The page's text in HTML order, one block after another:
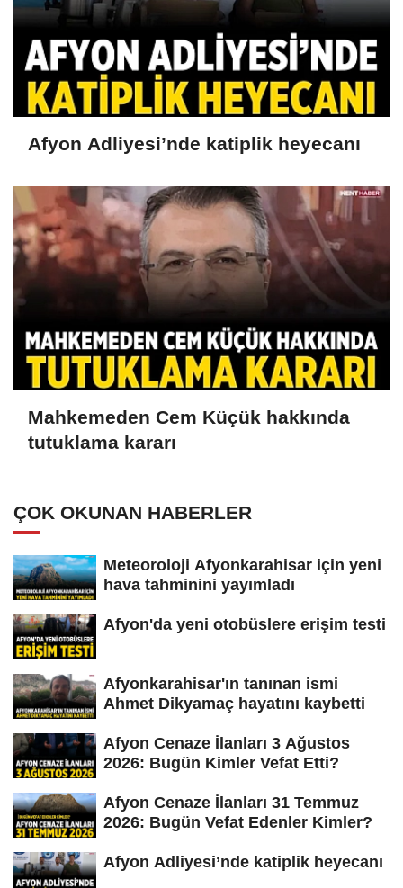
Afyon Adliyesi’nde katiplik heyecanı
Mahkemeden Cem Küçük hakkında
tutuklama kararı
ÇOK OKUNAN HABERLER
Meteoroloji Afyonkarahisar için yeni
hava tahminini yayımladı
Afyon'da yeni otobüslere erişim testi
Afyonkarahisar'ın tanınan ismi
Ahmet Dikyamaç hayatını kaybetti
Afyon Cenaze İlanları 3 Ağustos
2026: Bugün Kimler Vefat Etti?
Afyon Cenaze İlanları 31 Temmuz
2026: Bugün Vefat Edenler Kimler?
Afyon Adliyesi’nde katiplik heyecanı